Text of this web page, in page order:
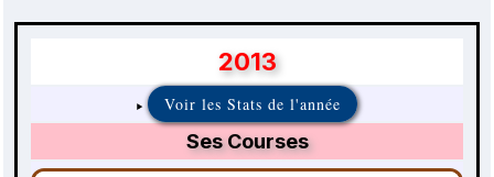
2013
Voir les Stats de l'année
Ses Courses